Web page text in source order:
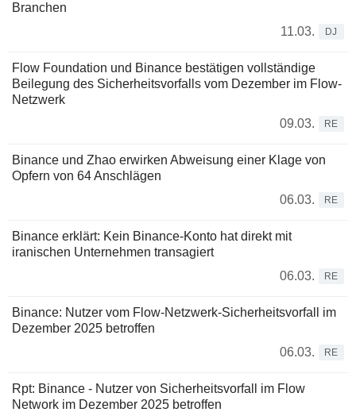
Branchen
11.03.
DJ
Flow Foundation und Binance bestätigen vollständige
Beilegung des Sicherheitsvorfalls vom Dezember im Flow-
Netzwerk
09.03.
RE
Binance und Zhao erwirken Abweisung einer Klage von
Opfern von 64 Anschlägen
06.03.
RE
Binance erklärt: Kein Binance-Konto hat direkt mit
iranischen Unternehmen transagiert
06.03.
RE
Binance: Nutzer vom Flow-Netzwerk-Sicherheitsvorfall im
Dezember 2025 betroffen
06.03.
RE
Rpt: Binance - Nutzer von Sicherheitsvorfall im Flow
Network im Dezember 2025 betroffen